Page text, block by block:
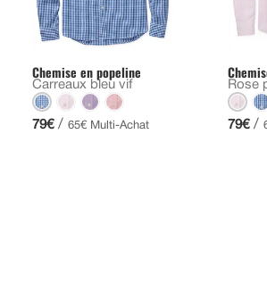
Chemise en popeline
Carreaux bleu vif
79€ / 65€ Multi-Achat
Rose
79€ /